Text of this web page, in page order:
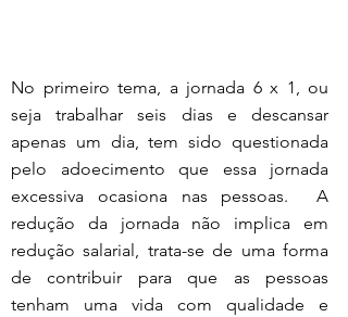
No primeiro tema, a jornada 6 x 1, ou
seja trabalhar seis dias e descansar
apenas um dia, tem sido questionada
pelo adoecimento que essa jornada
excessiva ocasiona nas pessoas.  A
redução da jornada não implica em
redução salarial, trata-se de uma forma
de contribuir para que as pessoas
tenham uma vida com qualidade e